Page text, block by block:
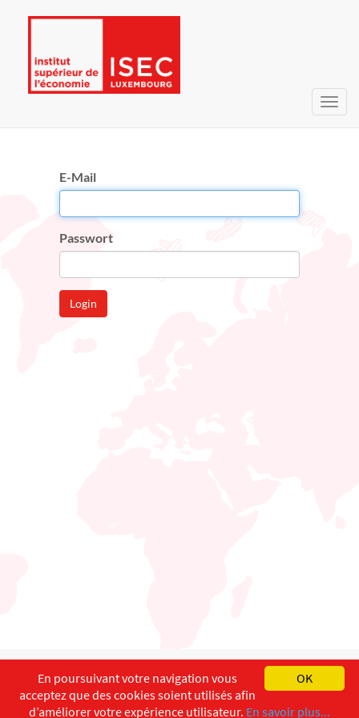
E-Mail
Passwort
Login
English Français
Copyright ©ISEC-AdW Impressum
OK
En poursuivant votre navigation vous
acceptez que des cookies soient utilisés afin
d’améliorer votre expérience utilisateur. En savoir plus...